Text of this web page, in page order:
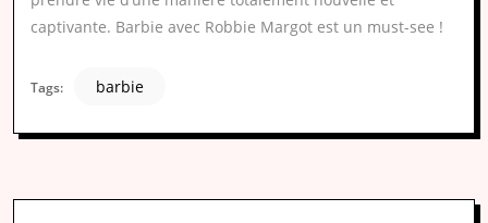
captivante. Barbie avec Robbie Margot est un must-see !
Tags: barbie